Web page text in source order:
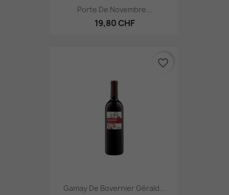
Porte De Novembre...
19,80 CHF
Gamay De Bovernier Gérald...
favorite_border